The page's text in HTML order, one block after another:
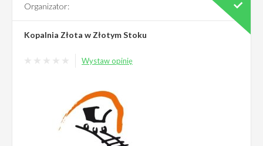
Organizator:
Kopalnia Złota w Złotym Stoku
Wystaw opinię